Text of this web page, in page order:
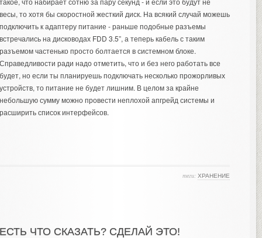
то хотя бы скоростной жесткий диск. На всякий случай можешь
к адаптеру питание - раньше подобные разъемы
на дисководах FDD 3.5”, а теперь кабель с таким
частенько просто болтается в системном блоке.
ради надо отметить, что и без него работать все
но если ты планируешь подключать несколько прожорливых
то питание не будет лишним. В целом за крайне
сумму можно провести неплохой апгрейд системы и
список интерфейсов.
теги: ХРАНЕНИЕ
ЧТО СКАЗАТЬ? СДЕЛАЙ ЭТО!